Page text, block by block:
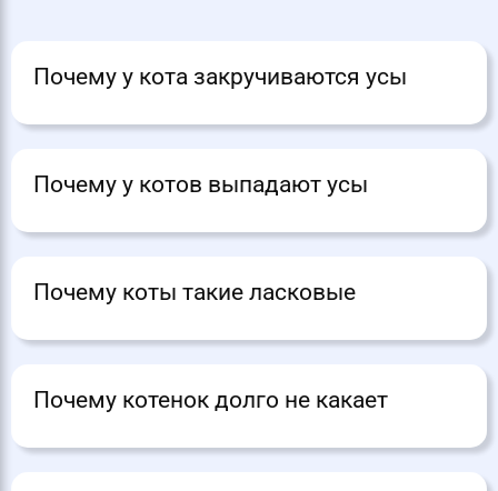
Почему у кота закручиваются усы
Почему у котов выпадают усы
Почему коты такие ласковые
Почему котенок долго не какает